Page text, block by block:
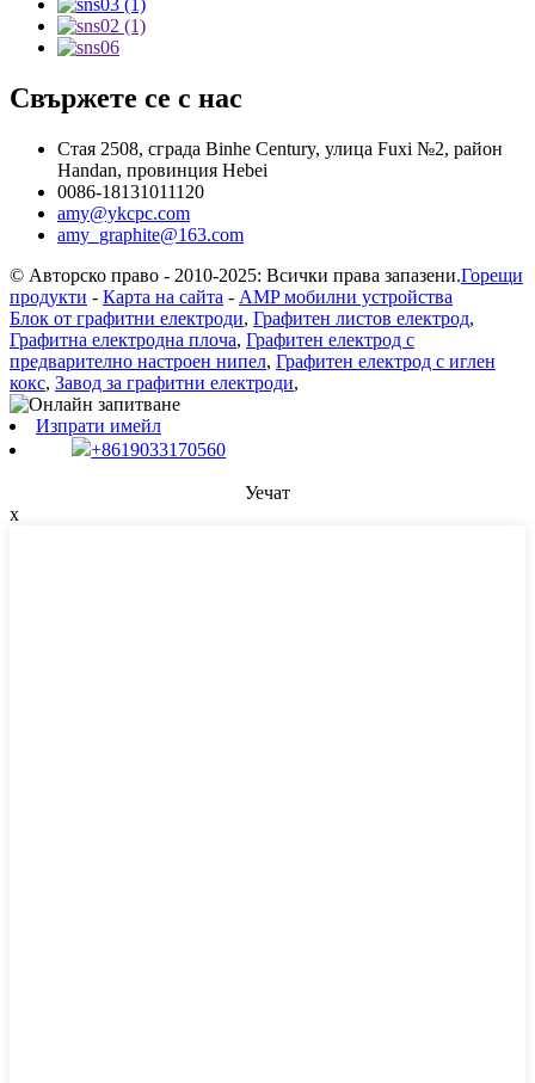
Свържете се с нас
Стая 2508, сграда Binhe Century, улица Fuxi №2, район
Handan, провинция Hebei
0086-18131011120
amy@ykcpc.com
amy_graphite@163.com
© Авторско право - 2010-2025: Всички права запазени.Горещи
продукти - Карта на сайта - AMP мобилни устройства
Блок от графитни електроди, Графитен листов електрод,
Графитна електродна плоча, Графитен електрод с
предварително настроен нипел, Графитен електрод с иглен
кокс, Завод за графитни електроди,
Изпрати имейл
+8619033170560
Уечат
x